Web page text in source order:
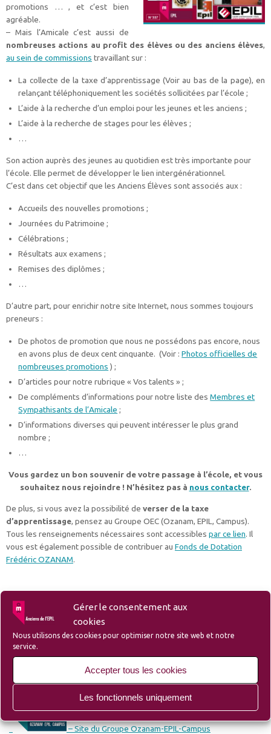
Gérer le consentement aux
cookies
Nous utilisons des cookies pour optimiser notre site web et notre
service.
Accepter tous les cookies
Les fonctionnels uniquement
promotions … , et c’est bien
agréable.
– Mais l’Amicale c’est aussi de
nombreuses actions au profit des élèves ou des anciens élèves,
au sein de commissions travaillant sur :
La collecte de la taxe d’apprentissage (Voir au bas de la page), en
relançant téléphoniquement les sociétés sollicitées par l’école ;
L’aide à la recherche d’un emploi pour les jeunes et les anciens ;
L’aide à la recherche de stages pour les élèves ;
…
Son action auprès des jeunes au quotidien est très importante pour
l’école. Elle permet de développer le lien intergénérationnel.
C’est dans cet objectif que les Anciens Élèves sont associés aux :
Accueils des nouvelles promotions ;
Journées du Patrimoine ;
Célébrations ;
Résultats aux examens ;
Remises des diplômes ;
…
D’autre part, pour enrichir notre site Internet, nous sommes toujours
preneurs :
De photos de promotion que nous ne possédons pas encore, nous
en avons plus de deux cent cinquante. (Voir :Photos officielles de
nombreuses promotions ) ;
D’articles pour notre rubrique « Vos talents » ;
De compléments d’informations pour notre liste desMembres et
Sympathisants de l’Amicale ;
D’informations diverses qui peuvent intéresser le plus grand
nombre ;
…
Vous gardez un bon souvenir de votre passage à l’école, et vous
souhaitez nous rejoindre ! N’hésitez pas à nous contacter.
De plus, si vous avez la possibilité de verser de la taxe
d’apprentissage, pensez au Groupe OEC (Ozanam, EPIL, Campus).
Tous les renseignements nécessaires sont accessibles par ce lien. Il
vous est également possible de contribuer au Fonds de Dotation
Frédéric OZANAM.
Liens
– Liste des membres et sympathisants de l’Amicale
– Site du Groupe Ozanam-EPIL-Campus